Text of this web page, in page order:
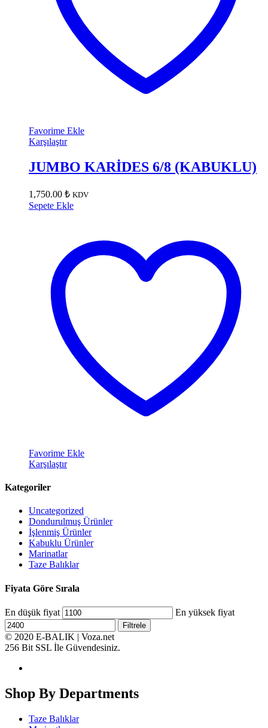
Favorime Ekle
Karşılaştır
JUMBO KARİDES 6/8 (KABUKLU)
1,750.00 ₺ KDV
Sepete Ekle
Favorime Ekle
Karşılaştır
Kategoriler
Uncategorized
Dondurulmuş Ürünler
İşlenmiş Ürünler
Kabuklu Ürünler
Marinatlar
Taze Balıklar
Fiyata Göre Sırala
En düşük fiyat En yüksek fiyat
Filtrele
© 2020 E-BALIK | Voza.net
256 Bit SSL İle Güvendesiniz.
Shop By Departments
Taze Balıklar